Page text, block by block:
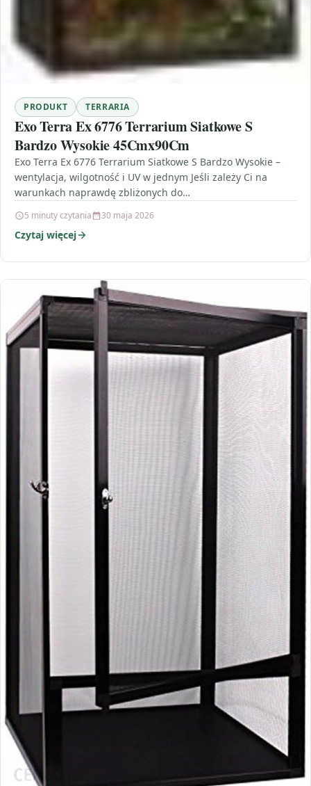
PRODUKT TERRARIA
Exo Terra Ex 6776 Terrarium Siatkowe S
Bardzo Wysokie 45Cmx90Cm
Exo Terra Ex 6776 Terrarium Siatkowe S Bardzo Wysokie –
wentylacja, wilgotność i UV w jednym Jeśli zależy Ci na
warunkach naprawdę zbliżonych do…
5 minuty czytania 30 maja 2026
Czytaj więcej